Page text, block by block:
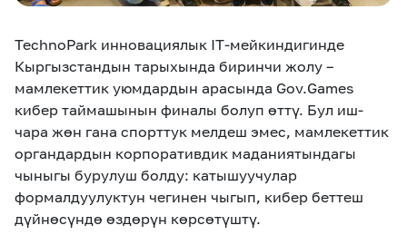
Чалуулар жана
SMS
Номерди тандоо SIM жеткирүү
Өнөктөштөргө
Офис картасы
жана каптоо
MegaPay
TechnoPark инновациялык IT-мейкиндигинде
Кыргызстандын тарыхында биринчи жолу –
мамлекеттик уюмдардын арасында Gov.Games
кибер таймашынын финалы болуп өттү. Бул иш-
чара жөн гана спорттук мелдеш эмес, мамлекеттик
органдардын корпоративдик маданиятындагы
чыныгы бурулуш болду: катышуучулар
формалдуулуктун чегинен чыгып, кибер беттеш
дүйнөсүндө өздөрүн көрсөтүштү.